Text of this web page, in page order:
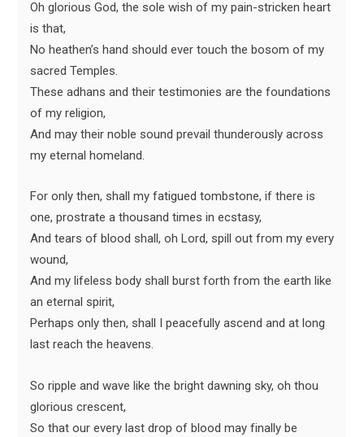
Oh glorious God, the sole wish of my pain-stricken heart
is that,
No heathen’s hand should ever touch the bosom of my
sacred Temples.
These adhans and their testimonies are the foundations
of my religion,
And may their noble sound prevail thunderously across
my eternal homeland.
For only then, shall my fatigued tombstone, if there is
one, prostrate a thousand times in ecstasy,
And tears of blood shall, oh Lord, spill out from my every
wound,
And my lifeless body shall burst forth from the earth like
an eternal spirit,
Perhaps only then, shall I peacefully ascend and at long
last reach the heavens.
So ripple and wave like the bright dawning sky, oh thou
glorious crescent,
So that our every last drop of blood may finally be